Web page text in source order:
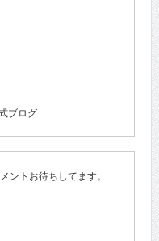
ブログ
ントお待ちしてます。